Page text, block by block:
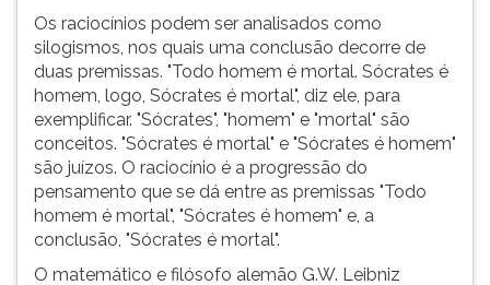
argumentação.
Revela,
assim,
Para
menu
principal
pressione
tecla
Os raciocínios podem ser analisados como
silogismos, nos quais uma conclusão decorre de
duas premissas. "Todo homem é mortal. Sócrates é
homem, logo, Sócrates é mortal", diz ele, para
exemplificar. "Sócrates", "homem" e "mortal" são
conceitos. "Sócrates é mortal" e "Sócrates é homem"
são juízos. O raciocínio é a progressão do
pensamento que se dá entre as premissas "Todo
homem é mortal", "Sócrates é homem" e, a
conclusão, "Sócrates é mortal".
O matemático e filósofo alemão G.W. Leibniz